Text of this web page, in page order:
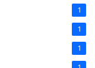
1
1
1